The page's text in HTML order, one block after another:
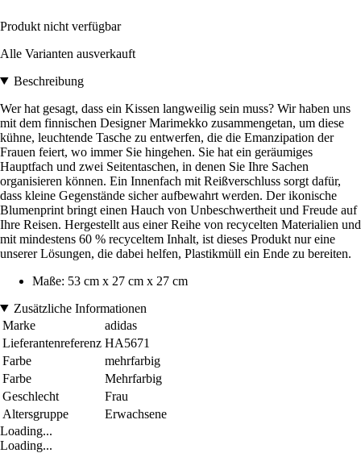
Produkt nicht verfügbar
Alle Varianten ausverkauft
Beschreibung
Wer hat gesagt, dass ein Kissen langweilig sein muss? Wir haben uns
mit dem finnischen Designer Marimekko zusammengetan, um diese
kühne, leuchtende Tasche zu entwerfen, die die Emanzipation der
Frauen feiert, wo immer Sie hingehen. Sie hat ein geräumiges
Hauptfach und zwei Seitentaschen, in denen Sie Ihre Sachen
organisieren können. Ein Innenfach mit Reißverschluss sorgt dafür,
dass kleine Gegenstände sicher aufbewahrt werden. Der ikonische
Blumenprint bringt einen Hauch von Unbeschwertheit und Freude auf
Ihre Reisen. Hergestellt aus einer Reihe von recycelten Materialien und
mit mindestens 60 % recyceltem Inhalt, ist dieses Produkt nur eine
unserer Lösungen, die dabei helfen, Plastikmüll ein Ende zu bereiten.
Maße: 53 cm x 27 cm x 27 cm
Zusätzliche Informationen
Marke
adidas
Lieferantenreferenz HA5671
Farbe
mehrfarbig
Farbe
Mehrfarbig
Geschlecht
Frau
Altersgruppe
Erwachsene
Loading...
Loading...